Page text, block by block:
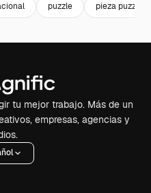
puzzle pieza puzzle
tu mejor trabajo. Más de un
empresas, agencias y